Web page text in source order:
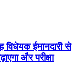
विधेयक ईमानदारी से
और परीक्षा